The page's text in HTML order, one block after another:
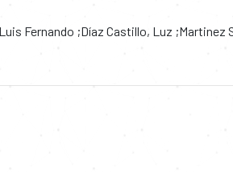
Fernando Díaz Castillo, Luz Martinez